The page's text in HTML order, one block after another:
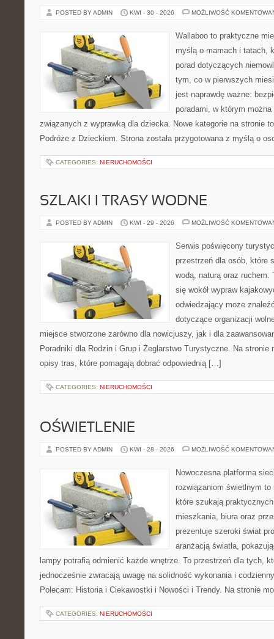
POSTED BY ADMIN KWI - 30 - 2026 MOŻLIWOŚĆ
Wallaboo to praktyczne
myślą o mamach i tatach,
porad dotyczących
tym, co w pierwszych
jest naprawdę ważne:
poradami, w którym
związanych z wyprawką dla dziecka. Nowe kategorie na stronie
Podróże z Dzieckiem. Strona została przygotowana z myślą o
CATEGORIES: NIERUCHOMOŚCI
SZLAKI I TRASY WODNE
POSTED BY ADMIN KWI - 29 - 2026 MOŻLIWOŚĆ
Serwis poświęcony
przestrzeń dla osób, które
wodą, naturą oraz ruchem.
się wokół wypraw
odwiedzający może
dotyczące organizacji
miejsce stworzone zarówno dla nowicjuszy, jak i dla
Poradniki dla Rodzin i Grup i Żeglarstwo Turystyczne. Na stronie
opisy tras, które pomagają dobrać odpowiednią […]
CATEGORIES: NIERUCHOMOŚCI
OŚWIETLENIE
POSTED BY ADMIN KWI - 28 - 2026 MOŻLIWOŚĆ
Nowoczesna platforma
rozwiązaniom świetlnym
które szukają
mieszkania, biura oraz
prezentuje szeroki świat
aranżacją światła,
lampy potrafią odmienić każde wnętrze. To przestrzeń dla tych,
jednocześnie zwracają uwagę na solidność wykonania i
Polecam: Historia i Ciekawostki i Nowości i Trendy. Na stronie
CATEGORIES: NIERUCHOMOŚCI